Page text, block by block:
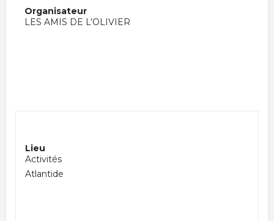
Organisateur
LES AMIS DE L’OLIVIER
Lieu
Activités
Atlantide